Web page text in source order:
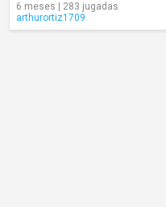
6 meses | 283 jugadas
arthurortiz1709